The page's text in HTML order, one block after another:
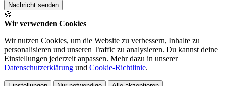
Nachricht senden
🍪
Wir verwenden Cookies
Wir nutzen Cookies, um die Website zu verbessern, Inhalte zu
personalisieren und unseren Traffic zu analysieren. Du kannst deine
Einstellungen jederzeit anpassen. Mehr dazu in unserer
Datenschutzerklärung und Cookie-Richtlinie.